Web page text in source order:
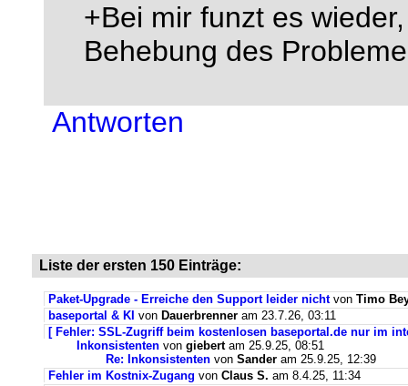
+Bei mir funzt es
Behebung des
Antworten
Liste der ersten 150 Einträge:
Paket-Upgrade - Erreiche den Support leider nichtvon Timo
baseportal & KI von Dauerbrenner am 23.7.26, 03:11
[ Fehler: SSL-Zugriff beim kostenlosen baseportal.de nur im
Inkonsistenten von giebertam 25.9.25, 08:51
Re: Inkonsistenten von Sander am 25.9.25, 12:39
Fehler im Kostnix-Zugang von Claus S. am 8.4.25, 11:34